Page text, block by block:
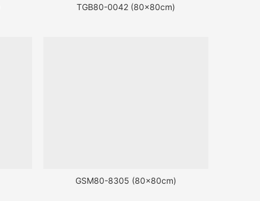
TGB80-0042 (80x80cm)
GSM80-8305 (80x80cm)